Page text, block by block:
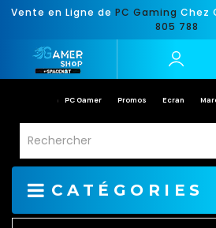
Vente en Ligne de PC Gaming Chez
805 788
PC Gamer Promos Ecran
CATÉGORIES